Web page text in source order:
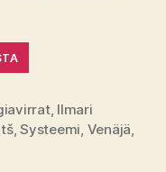
, Ilmari
,Systeemi, Venäjä,